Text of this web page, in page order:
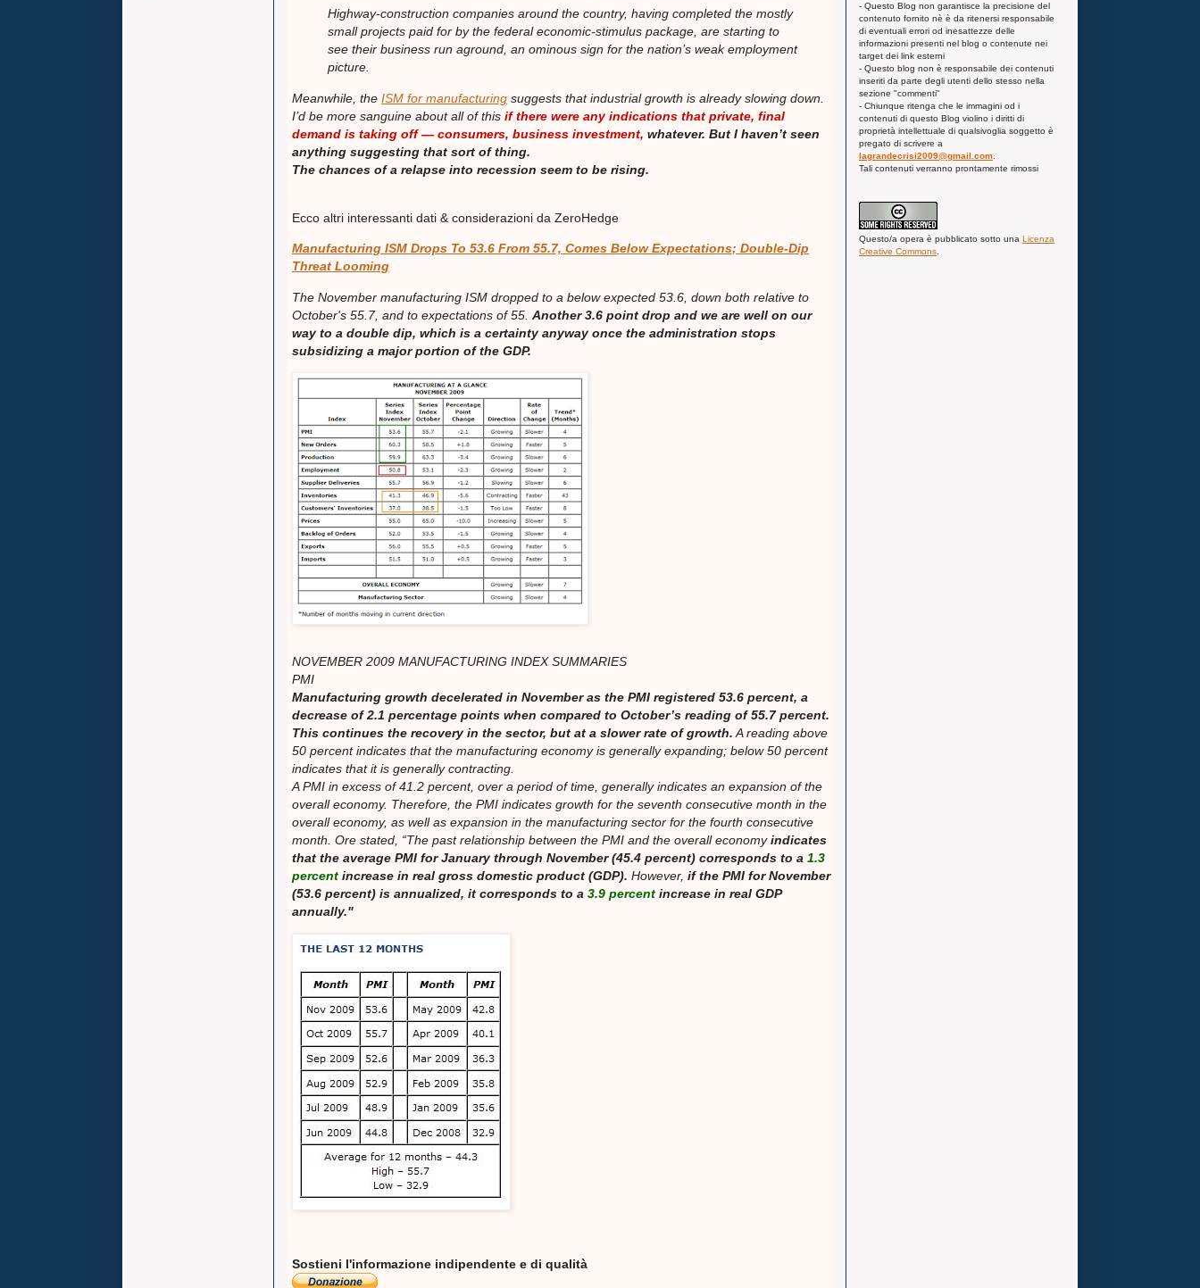
Highway-construction companies around the country, having completed the mostly
small projects paid for by the federal economic-stimulus package, are starting to
see their business run aground, an ominous sign for the nation’s weak employment
picture.
Meanwhile, the ISM for manufacturing suggests that industrial growth is already slowing down.
I’d be more sanguine about all of this if there were any indications that private, final
demand is taking off — consumers, business investment, whatever. But I haven’t seen
anything suggesting that sort of thing.
The chances of a relapse into recession seem to be rising.
Ecco altri interessanti dati & considerazioni da ZeroHedge
Manufacturing ISM Drops To 53.6 From 55.7, Comes Below Expectations; Double-Dip
Threat Looming
The November manufacturing ISM dropped to a below expected 53.6, down both relative to
October's 55.7, and to expectations of 55. Another 3.6 point drop and we are well on our
way to a double dip, which is a certainty anyway once the administration stops
subsidizing a major portion of the GDP.
NOVEMBER 2009 MANUFACTURING INDEX SUMMARIES
PMI
Manufacturing growth decelerated in November as the PMI registered 53.6 percent, a
decrease of 2.1 percentage points when compared to October’s reading of 55.7 percent.
This continues the recovery in the sector, but at a slower rate of growth.A reading above
50 percent indicates that the manufacturing economy is generally expanding; below 50 percent
indicates that it is generally contracting.
A PMI in excess of 41.2 percent, over a period of time, generally indicates an expansion of the
overall economy. Therefore, the PMI indicates growth for the seventh consecutive month in the
overall economy, as well as expansion in the manufacturing sector for the fourth consecutive
month. Ore stated, “The past relationship between the PMI and the overall economyindicates
that the average PMI for January through November (45.4 percent) corresponds to a 1.3
percent increase in real gross domestic product (GDP). However, if the PMI for November
(53.6 percent) is annualized, it corresponds to a 3.9 percent increase in real GDP
annually."
Sostieni l'informazione indipendente e di qualità
- Questo Blog non garantisce la precisione del
contenuto fornito nè è da ritenersi responsabile
di eventuali errori od inesattezze delle
informazioni presenti nel blog o contenute nei
target dei link esterni
- Questo blog non è responsabile dei contenuti
inseriti da parte degli utenti dello stesso nella
sezione "commenti"
- Chiunque ritenga che le immagini od i
contenuti di questo Blog violino i diritti di
proprietà intellettuale di qualsivoglia soggetto è
pregato di scrivere a
lagrandecrisi2009@gmail.com
Tali contenuti verranno prontamente rimossi
Questo/a opera è pubblicato sotto una Licenza
Creative Commons